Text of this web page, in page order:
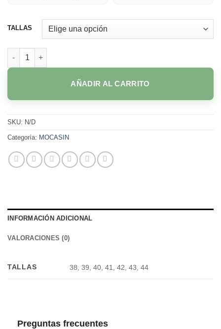
TALLAS
5225A NEGRO cantidad
AÑADIR AL CARRITO
SKU: N/D
Categoría: MOCASIN
INFORMACIÓN ADICIONAL
VALORACIONES (0)
TALLAS 38, 39, 40, 41, 42, 43, 44
Preguntas frecuentes